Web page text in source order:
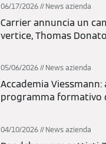
06/17/2026 News azienda
Carrier annuncia un
vertice, Thomas
05/06/2026 News azienda
Accademia
programma formativo
04/10/2026 News azienda